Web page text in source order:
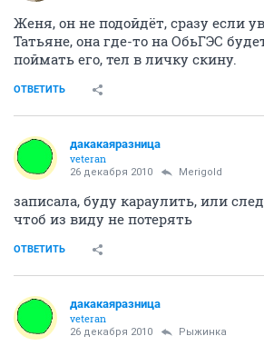
Женя, он не подойдёт, сразу если
Татьяне, она где-то на ОбьГЭС
поймать его, тел в личку скину.
ОТВЕТИТЬ
дакакаяразница
veteran
26 декабря 2010 Merigold
записала, буду караулить, или
чтоб из виду не потерять
ОТВЕТИТЬ
дакакаяразница
veteran
26 декабря 2010 Рыжинка